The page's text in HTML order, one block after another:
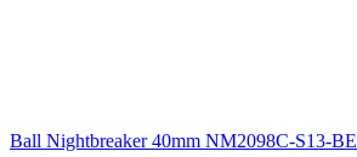
Ball Nightbreaker 40mm NM2098C-S13-BE